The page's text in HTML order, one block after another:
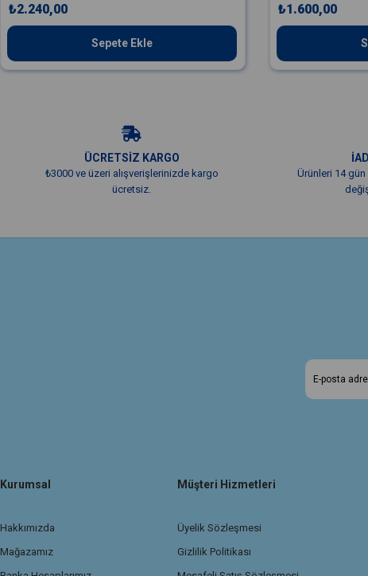
₺2.240,00
Sepete Ekle
₺1.600,00
ÜCRETSİZ KARGO
₺3000 ve üzeri alışverişlerinizde kargo
ücretsiz.
Ürünleri 14
Kurumsal
Hakkımızda
Mağazamız
Müşteri Hizmetleri
Üyelik Sözleşmesi
Gizlilik Politikası